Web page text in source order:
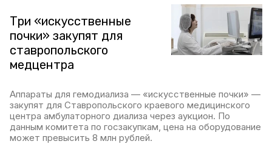
Три «искусственные
почки» закупят для
ставропольского
медцентра
Аппараты для гемодиализа — «искусственные почки» —
закупят для Ставропольского краевого медицинского
центра амбулаторного диализа через аукцион. По
данным комитета по госзакупкам, цена на оборудование
может превысить 8 млн рублей.